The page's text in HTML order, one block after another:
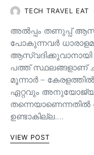
TECH TRAVEL EAT
അൽപ്പം തണുപ്പ്
പോകുന്നവർ
ആസ്വദിക്കുവാനായി
പത്ത് സ്ഥലങ്ങളാണ്
മൂന്നാർ –
ഏറ്റവും
ഉണ്ടാകില്ല.…
VIEW POST